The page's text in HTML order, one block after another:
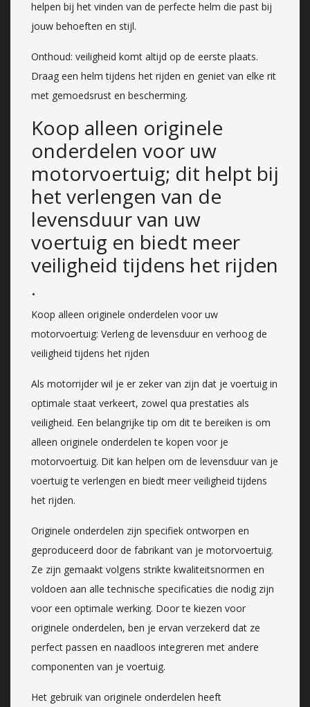
helpen bij het vinden van de perfecte helm die past bij
jouw behoeften en stijl.
Onthoud: veiligheid komt altijd op de eerste plaats.
Draag een helm tijdens het rijden en geniet van elke rit
met gemoedsrust en bescherming.
Koop alleen originele
onderdelen voor uw
motorvoertuig; dit helpt bij
het verlengen van de
levensduur van uw
voertuig en biedt meer
veiligheid tijdens het rijden
.
Koop alleen originele onderdelen voor uw
motorvoertuig: Verleng de levensduur en verhoog de
veiligheid tijdens het rijden
Als motorrijder wil je er zeker van zijn dat je voertuig in
optimale staat verkeert, zowel qua prestaties als
veiligheid. Een belangrijke tip om dit te bereiken is om
alleen originele onderdelen te kopen voor je
motorvoertuig. Dit kan helpen om de levensduur van je
voertuig te verlengen en biedt meer veiligheid tijdens
het rijden.
Originele onderdelen zijn specifiek ontworpen en
geproduceerd door de fabrikant van je motorvoertuig.
Ze zijn gemaakt volgens strikte kwaliteitsnormen en
voldoen aan alle technische specificaties die nodig zijn
voor een optimale werking. Door te kiezen voor
originele onderdelen, ben je ervan verzekerd dat ze
perfect passen en naadloos integreren met andere
componenten van je voertuig.
Het gebruik van originele onderdelen heeft